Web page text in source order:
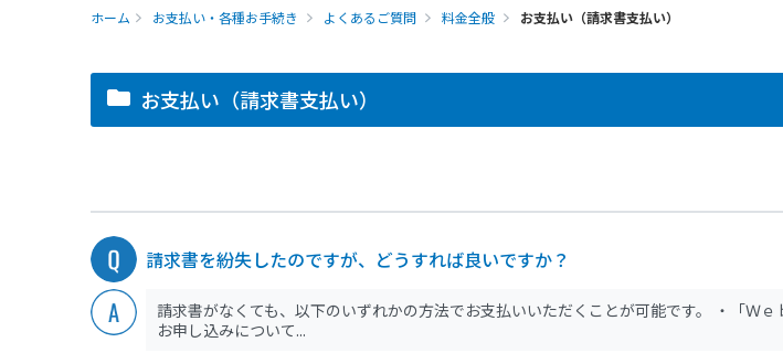
ホーム お支払い・各種お手続き よくあるご質問 料金全般 お支払い（請求書支払い）
お支払い（請求書支払い）
請求書を紛失したのですが、どうすれば良いですか？
請求書がなくても、以下のいずれかの方法でお支払いいただくことが可能です。 ・「
お申し込みについて...